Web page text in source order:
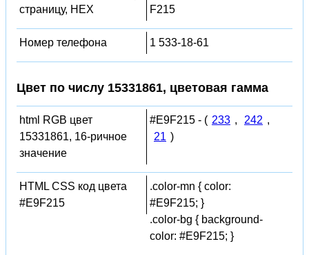
страницу, HEX
F215
Номер телефона 1 533-18-61
Цвет по числу 15331861, цветовая гамма
html RGB цвет
15331861, 16-ричное
значение
#E9F215 - ( 233 , 242 ,
21 )
HTML CSS код цвета
#E9F215
.color-mn { color:
#E9F215; }
.color-bg { background-
color: #E9F215; }